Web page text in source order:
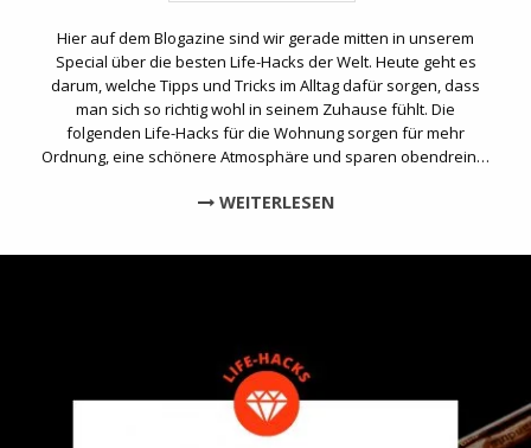
Hier auf dem Blogazine sind wir gerade mitten in unserem
Special über die besten Life-Hacks der Welt. Heute geht es
darum, welche Tipps und Tricks im Alltag dafür sorgen, dass
man sich so richtig wohl in seinem Zuhause fühlt. Die
folgenden Life-Hacks für die Wohnung sorgen für mehr
Ordnung, eine schönere Atmosphäre und sparen obendrein…
WEITERLESEN